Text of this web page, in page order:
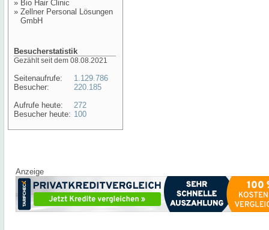
» Bio Hair Clinic
» Zellner Personal Lösungen
GmbH
Besucherstatistik
Gezählt seit dem 08.08.2021
Seitenaufrufe:
Besucher:
Aufrufe heute:
Besucher heute:
1.129.786
220.185
272
100
Anzeige